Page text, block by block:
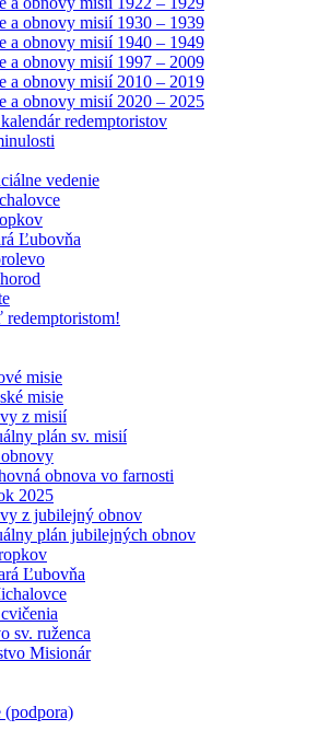
a obnovy misií 1930 – 1939
a obnovy misií 1940 – 1949
a obnovy misií 1997 – 2009
a obnovy misií 2010 – 2019
a obnovy misií 2020 – 2025
redemptoristov
vedenie
Ľubovňa
redemptoristom!
misie
misie
z misií
plán sv. misií
obnova vo farnosti
2025
z jubilejný obnov
plán jubilejných obnov
Ľubovňa
sv. ruženca
Misionár
(podpora)